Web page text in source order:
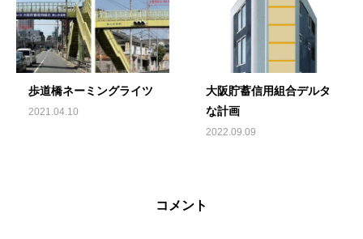
歩道橋ネーミングライツ
2021.04.10
大阪貯蓄信用組合デルタ
な計画
2022.09.09
コメント